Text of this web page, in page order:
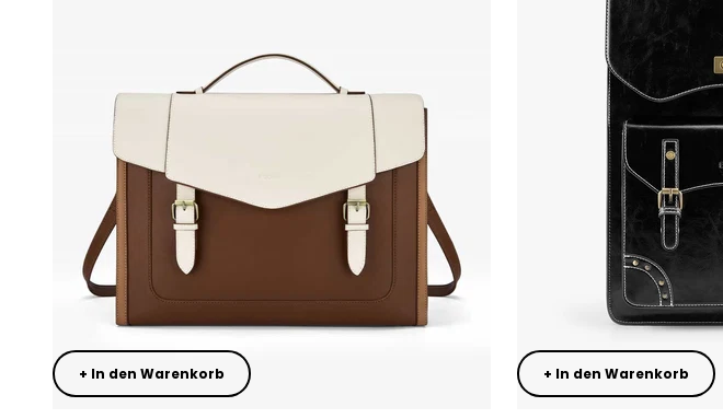
+ In den Warenkorb + In den Warenkorb